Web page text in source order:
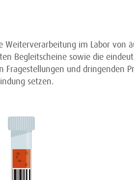
Weiterverarbeitung im Labor von
Begleitscheine sowie die
Fragestellungen und dringenden
setzen.